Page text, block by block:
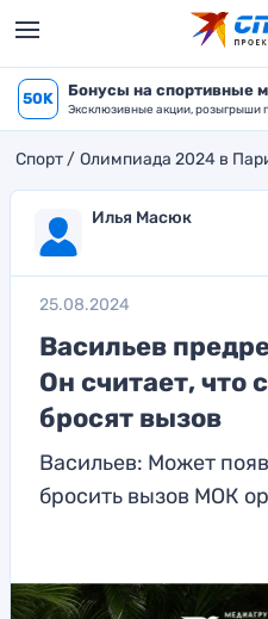
50K Бонусы на спортивные
Эксклюзивные акции, розыгрыши
Спорт Олимпиада 2024 в
Илья Масюк
25.08.2024
Васильев
Он считает, что
бросят вызов
Васильев: Может
бросить вызов МОК